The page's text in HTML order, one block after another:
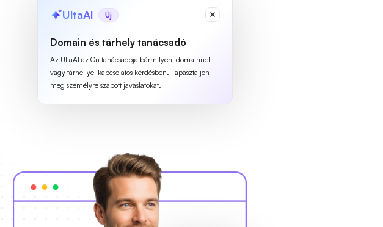
UltaAI Új
Domain és tárhely tanácsadó
Az UltaAI az Ön tanácsadója bármilyen, domainnel
vagy tárhellyel kapcsolatos kérdésben. Tapasztaljon
meg személyre szabott javaslatokat.